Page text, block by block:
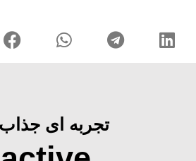
تجربه ای جذاب